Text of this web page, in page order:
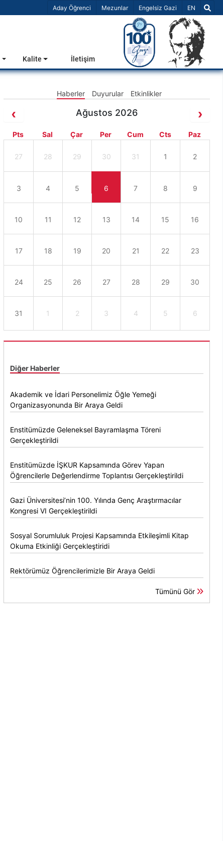
Aday Öğrenci Mezunlar Engelsiz Gazi Dil Seçiniz
EN
Kalite İletişim
Haberler Duyurular Etkinlikler
Ağustos 2026
Pts Sal Çar Per Cum Cts Paz
27 28 29 30 31 1 2
3 4 5 6 7 8 9
10 11 12 13 14 15 16
17 18 19 20 21 22 23
24 25 26 27 28 29 30
31 1 2 3 4 5 6
Diğer Haberler
Akademik ve İdari Personelimiz Öğle Yemeği
Organizasyonunda Bir Araya Geldi
Enstitümüzde Geleneksel Bayramlaşma Töreni
Gerçekleştirildi
Enstitümüzde İŞKUR Kapsamında Görev Yapan
Öğrencilerle Değerlendirme Toplantısı Gerçekleştirildi
Gazi Üniversitesi’nin 100. Yılında Genç Araştırmacılar
Kongresi VI Gerçekleştirildi
Sosyal Sorumluluk Projesi Kapsamında Etkileşimli Kitap
Okuma Etkinliği Gerçekleştiridi
Rektörümüz Öğrencilerimizle Bir Araya Geldi
Tümünü Gör